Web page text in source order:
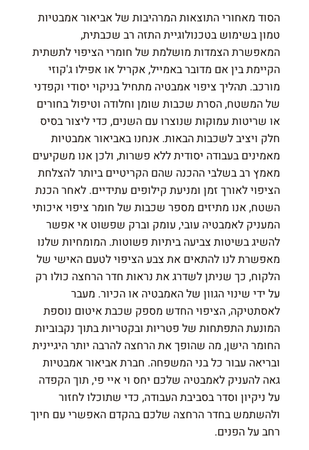
הסוד מאחורי התוצאות המרהיבות של אביאור אמבטיות
טמון בשימוש בטכנולוגיית התזה רב שכבתית,
המאפשרת הצמדות מושלמת של חומרי הציפוי לתשתית
הקיימת בין אם מדובר באמייל, אקריל או אפילו ג'קוזי
מורכב. תהליך ציפוי אמבטיה מתחיל בניקוי יסודי וקפדני
של המשטח, הסרת שכבות שומן וחלודה וטיפול בחורים
או שריטות עמוקות שנוצרו עם השנים, כדי ליצור בסיס
חלק ויציב לשכבות הבאות. אנחנו באביאור אמבטיות
מאמינים בעבודה יסודית ללא פשרות, ולכן אנו משקיעים
מאמץ רב בשלבי ההכנה שהם הקריטיים ביותר להצלחת
הציפוי לאורך זמן ומניעת קילופים עתידיים. לאחר הכנת
השטח, אנו מתיזים מספר שכבות של חומר ציפוי איכותי
המעניק לאמבטיה עובי, עומק וברק שפשוט אי אפשר
להשיג בשיטות צביעה ביתיות פשוטות. המומחיות שלנו
מאפשרת לנו להתאים את צבע הציפוי לטעם האישי של
הלקוח, כך שניתן לשדרג את נראות חדר הרחצה כולו רק
על ידי שינוי הגוון של האמבטיה או הכיור. מעבר
לאסתטיקה, הציפוי החדש מספק שכבת איטום נוספת
המונעת התפתחות של פטריות ובקטריות בתוך נקבוביות
החומר הישן, מה שהופך את הרחצה להרבה יותר היגיינית
ובריאה עבור כל בני המשפחה. חברת אביאור אמבטיות
גאה להעניק לאמבטיה שלכם יחס וי איי פי, תוך הקפדה
על ניקיון וסדר בסביבת העבודה, כדי שתוכלו לחזור
ולהשתמש בחדר הרחצה שלכם בהקדם האפשרי עם חיוך
רחב על הפנים.